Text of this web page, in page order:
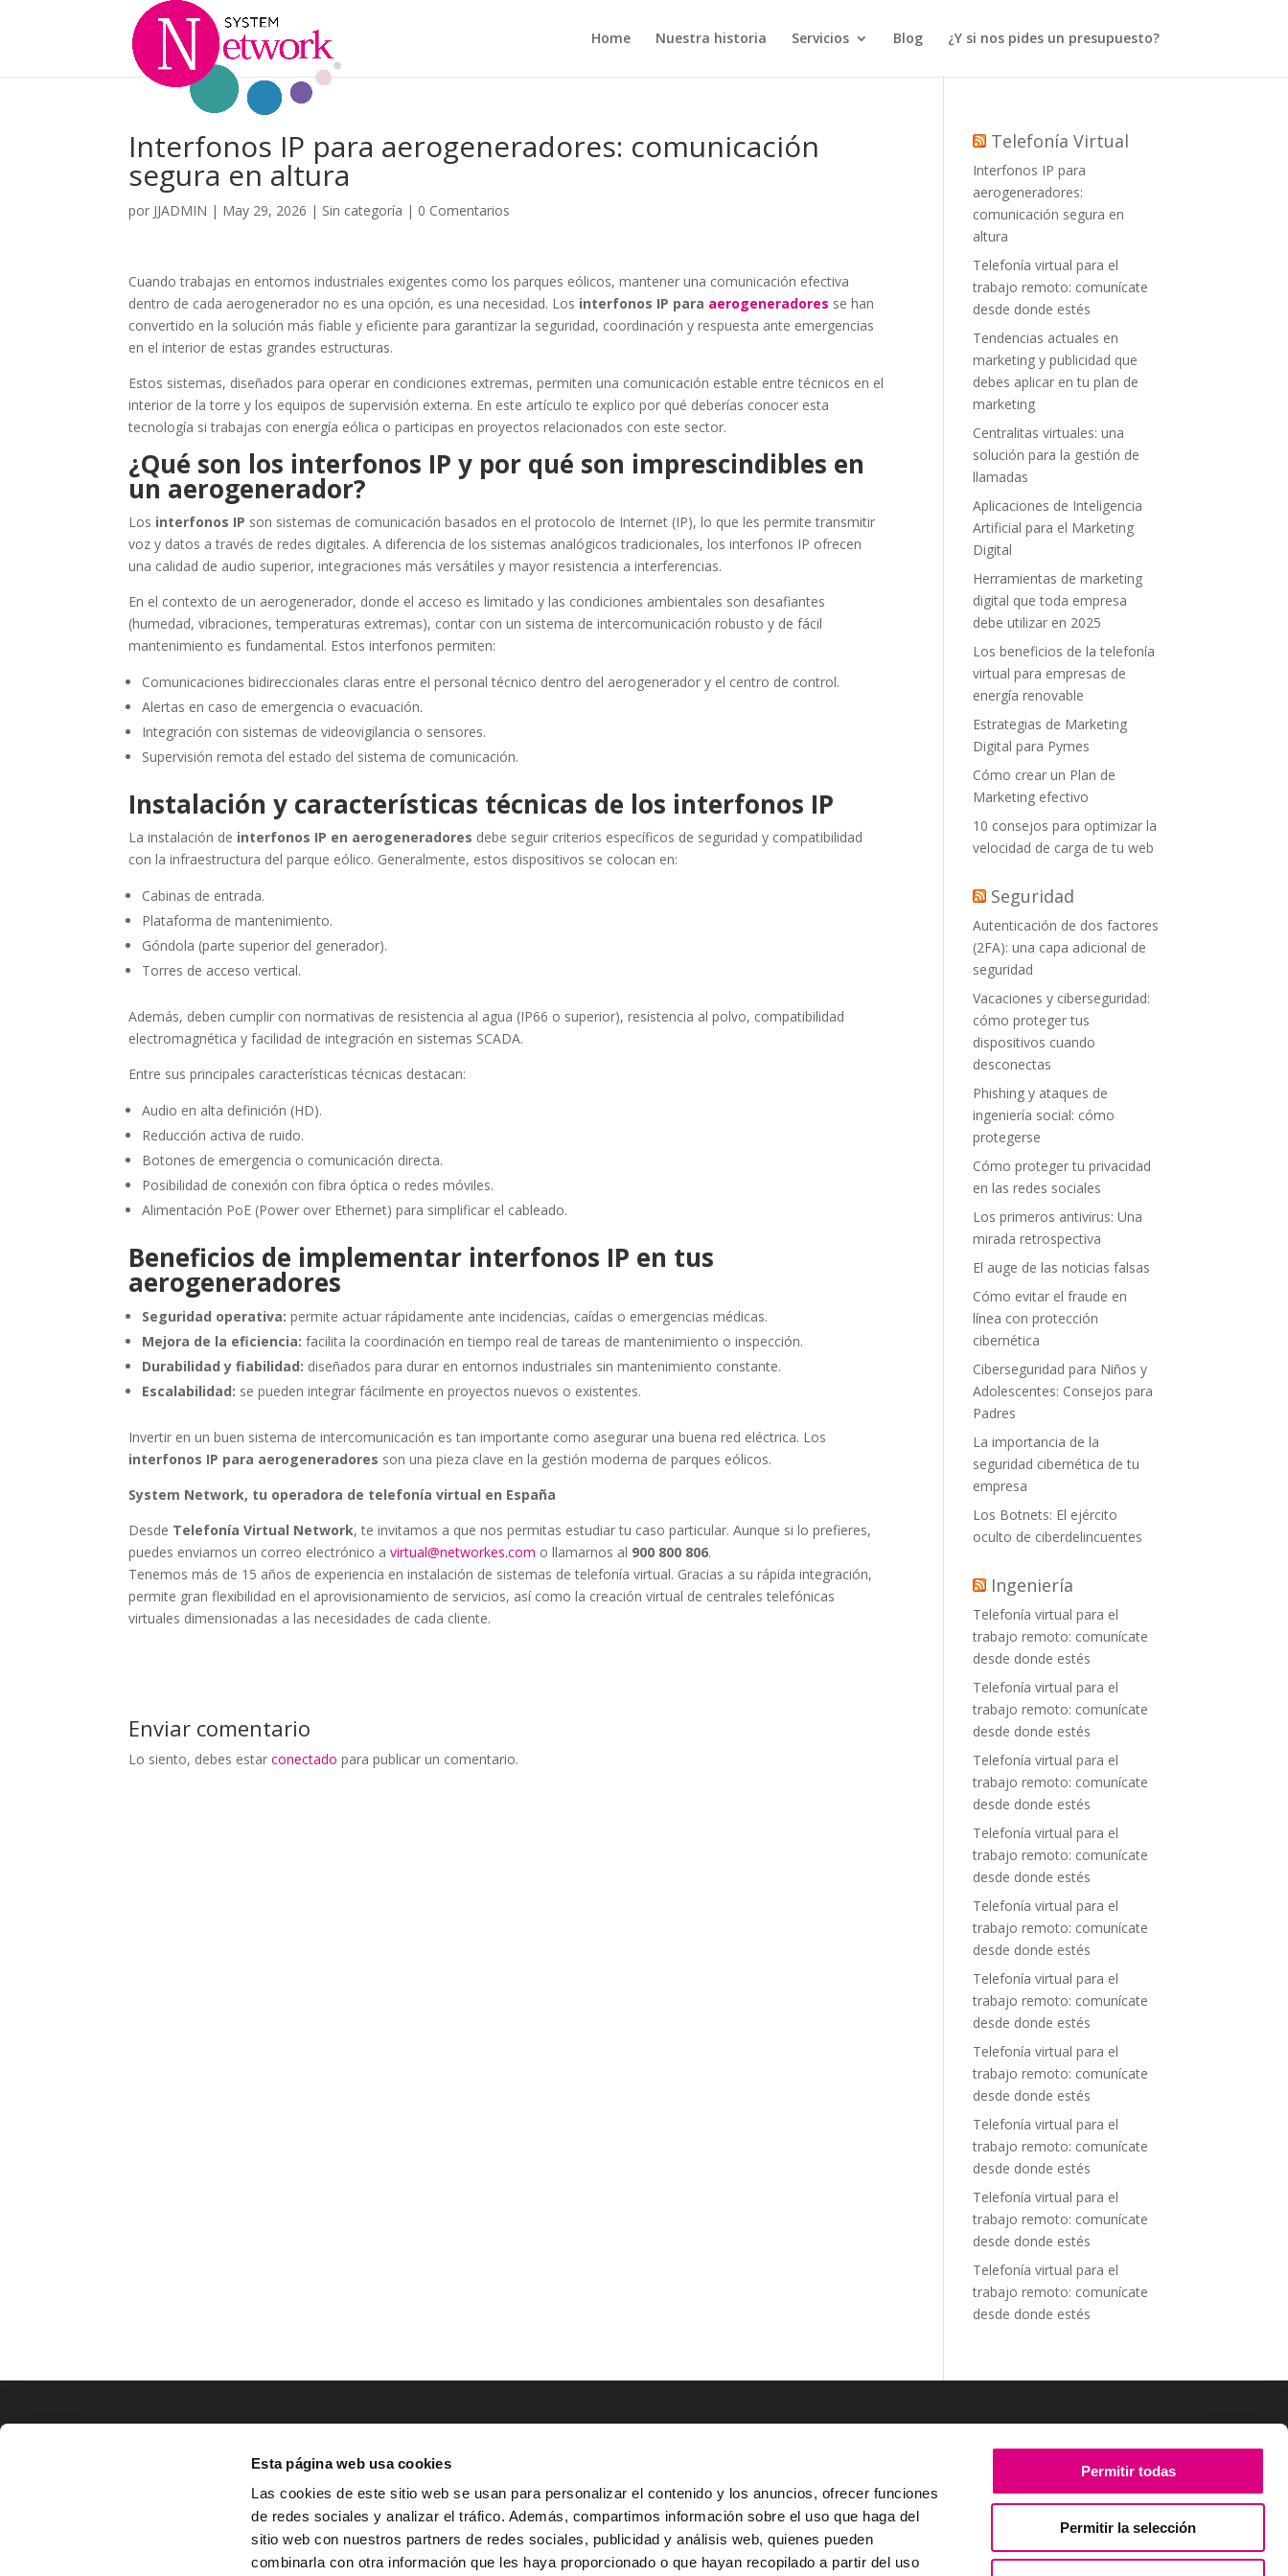
Esta página web usa cookies
Las cookies de este sitio web se usan para personalizar el contenido y los anuncios, ofrecer funciones
de redes sociales y analizar el tráfico. Además, compartimos información sobre el uso que haga del
sitio web con nuestros partners de redes sociales, publicidad y análisis web, quienes pueden
combinarla con otra información que les haya proporcionado o que hayan recopilado a partir del uso
Permitir todas
Permitir la selección
Home Nuestra historia Servicios Blog ¿Y si nos pides un presupuesto?
Interfonos IP para aerogeneradores: comunicación
segura en altura
por JJADMIN | May 29, 2026 | Sin categoría | 0 Comentarios
Cuando trabajas en entornos industriales exigentes como los parques eólicos, mantener una comunicación efectiva
dentro de cada aerogenerador no es una opción, es una necesidad. Los interfonos IP para aerogeneradores se han
convertido en la solución más fiable y eficiente para garantizar la seguridad, coordinación y respuesta ante emergencias
en el interior de estas grandes estructuras.
Estos sistemas, diseñados para operar en condiciones extremas, permiten una comunicación estable entre técnicos en el
interior de la torre y los equipos de supervisión externa. En este artículo te explico por qué deberías conocer esta
tecnología si trabajas con energía eólica o participas en proyectos relacionados con este sector.
¿Qué son los interfonos IP y por qué son imprescindibles en
un aerogenerador?
Los interfonos IP son sistemas de comunicación basados en el protocolo de Internet (IP), lo que les permite transmitir
voz y datos a través de redes digitales. A diferencia de los sistemas analógicos tradicionales, los interfonos IP ofrecen
una calidad de audio superior, integraciones más versátiles y mayor resistencia a interferencias.
En el contexto de un aerogenerador, donde el acceso es limitado y las condiciones ambientales son desafiantes
(humedad, vibraciones, temperaturas extremas), contar con un sistema de intercomunicación robusto y de fácil
mantenimiento es fundamental. Estos interfonos permiten:
Comunicaciones bidireccionales claras entre el personal técnico dentro del aerogenerador y el centro de control.
Alertas en caso de emergencia o evacuación.
Integración con sistemas de videovigilancia o sensores.
Supervisión remota del estado del sistema de comunicación.
Instalación y características técnicas de los interfonos IP
La instalación de interfonos IP en aerogeneradores debe seguir criterios específicos de seguridad y compatibilidad
con la infraestructura del parque eólico. Generalmente, estos dispositivos se colocan en:
Cabinas de entrada.
Plataforma de mantenimiento.
Góndola (parte superior del generador).
Torres de acceso vertical.
Además, deben cumplir con normativas de resistencia al agua (IP66 o superior), resistencia al polvo, compatibilidad
electromagnética y facilidad de integración en sistemas SCADA.
Entre sus principales características técnicas destacan:
Audio en alta definición (HD).
Reducción activa de ruido.
Botones de emergencia o comunicación directa.
Posibilidad de conexión con fibra óptica o redes móviles.
Alimentación PoE (Power over Ethernet) para simplificar el cableado.
Beneficios de implementar interfonos IP en tus
aerogeneradores
Seguridad operativa: permite actuar rápidamente ante incidencias, caídas o emergencias médicas.
Mejora de la eficiencia: facilita la coordinación en tiempo real de tareas de mantenimiento o inspección.
Durabilidad y fiabilidad: diseñados para durar en entornos industriales sin mantenimiento constante.
Escalabilidad: se pueden integrar fácilmente en proyectos nuevos o existentes.
Invertir en un buen sistema de intercomunicación es tan importante como asegurar una buena red eléctrica. Los
interfonos IP para aerogeneradores son una pieza clave en la gestión moderna de parques eólicos.
System Network, tu operadora de telefonía virtual en España
Desde Telefonía Virtual Network, te invitamos a que nos permitas estudiar tu caso particular. Aunque si lo prefieres,
puedes enviarnos un correo electrónico avirtual@networkes.com o llamarnos al 900 800 806.
Tenemos más de 15 años de experiencia en instalación de sistemas de telefonía virtual. Gracias a su rápida integración,
permite gran flexibilidad en el aprovisionamiento de servicios, así como la creación virtual de centrales telefónicas
virtuales dimensionadas a las necesidades de cada cliente.
Enviar comentario
Lo siento, debes estarconectado para publicar un comentario.
Telefonía Virtual
Interfonos IP para
aerogeneradores:
comunicación segura en
altura
Telefonía virtual para el
trabajo remoto: comunícate
desde donde estés
Tendencias actuales en
marketing y publicidad que
debes aplicar en tu plan de
marketing
Centralitas virtuales: una
solución para la gestión de
llamadas
Aplicaciones de Inteligencia
Artificial para el Marketing
Digital
Herramientas de marketing
digital que toda empresa
debe utilizar en 2025
Los beneficios de la telefonía
virtual para empresas de
energía renovable
Estrategias de Marketing
Digital para Pymes
Cómo crear un Plan de
Marketing efectivo
10 consejos para optimizar la
velocidad de carga de tu web
Seguridad
Autenticación de dos factores
(2FA): una capa adicional de
seguridad
Vacaciones y ciberseguridad:
cómo proteger tus
dispositivos cuando
desconectas
Phishing y ataques de
ingeniería social: cómo
protegerse
Cómo proteger tu privacidad
en las redes sociales
Los primeros antivirus: Una
mirada retrospectiva
El auge de las noticias falsas
Cómo evitar el fraude en
línea con protección
cibernética
Ciberseguridad para Niños y
Adolescentes: Consejos para
Padres
La importancia de la
seguridad cibernética de tu
empresa
Los Botnets: El ejército
oculto de ciberdelincuentes
Ingeniería
Telefonía virtual para el
trabajo remoto: comunícate
desde donde estés
Telefonía virtual para el
trabajo remoto: comunícate
desde donde estés
Telefonía virtual para el
trabajo remoto: comunícate
desde donde estés
Telefonía virtual para el
trabajo remoto: comunícate
desde donde estés
Telefonía virtual para el
trabajo remoto: comunícate
desde donde estés
Telefonía virtual para el
trabajo remoto: comunícate
desde donde estés
Telefonía virtual para el
trabajo remoto: comunícate
desde donde estés
Telefonía virtual para el
trabajo remoto: comunícate
desde donde estés
Telefonía virtual para el
trabajo remoto: comunícate
desde donde estés
Telefonía virtual para el
trabajo remoto: comunícate
desde donde estés
LOCALIZACIÓN
Av. Zaragoza, Nº37, 1ºB,
31500 Tudela, Navarra
CONTACTO
 Tel.: (+34) 900 800 806

HOLA@GRUPO-
^ Aviso Legal
^ Política de Privacidad